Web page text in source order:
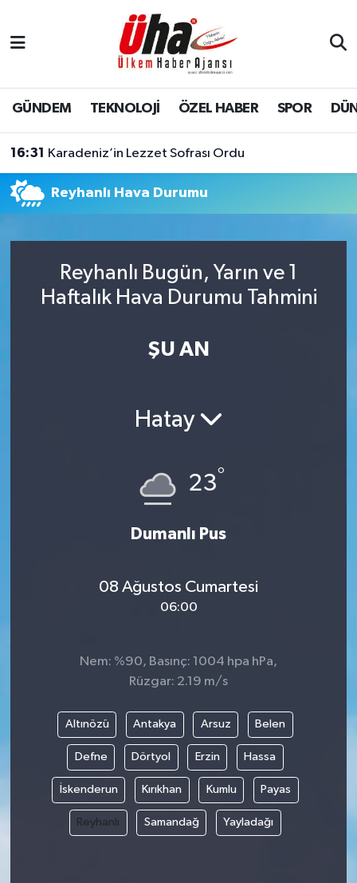
GÜNDEM TEKNOLOJİ ÖZEL HABER SPOR
16:31 Karadeniz’in Lezzet Sofrası Ordu
Reyhanlı Hava Durumu
Reyhanlı Bugün, Yarın ve 1
Haftalık Hava Durumu Tahmini
ŞU AN
Hatay
23°
Dumanlı Pus
08 Ağustos Cumartesi
06:00
Nem: %90, Basınç: 1004 hpa hPa,
Rüzgar: 2.19 m/s
Altınözü Antakya Arsuz Belen
Defne Dörtyol Erzin Hassa
İskenderun Kırıkhan Kumlu Payas
Reyhanlı Samandağ Yayladağı
İstanbul Nöbetçi Eczaneler
İstanbul Hava Durumu
Tüm Manşetler
Son Dakika Haberleri